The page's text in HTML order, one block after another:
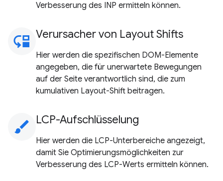
Verbesserung des INP ermitteln können.
move_down Verursacher von Layout Shifts
Hier werden die spezifischen DOM-Elemente
angegeben, die für unerwartete Bewegungen
auf der Seite verantwortlich sind, die zum
kumulativen Layout-Shift beitragen.
brush LCP-Aufschlüsselung
Hier werden die LCP-Unterbereiche angezeigt,
damit Sie Optimierungsmöglichkeiten zur
Verbesserung des LCP-Werts ermitteln können.